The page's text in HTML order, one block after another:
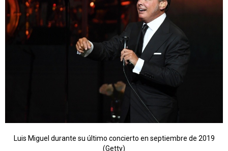
Luis Miguel durante su último concierto en septiembre de 2019
(Getty)